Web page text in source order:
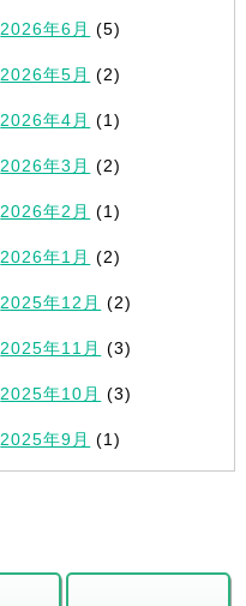
2026年6月 (5)
2026年5月 (2)
2026年4月 (1)
2026年3月 (2)
2026年2月 (1)
2026年1月 (2)
2025年12月 (2)
2025年11月 (3)
2025年10月 (3)
2025年9月 (1)